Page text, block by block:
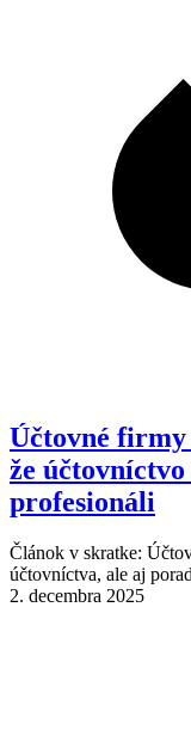
Účtovné firmy
že
profesionáli
Článok v skratke:
účtovníctva, ale aj
2. decembra 2025